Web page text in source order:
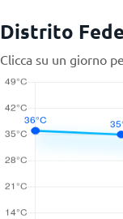
Distrito
Clicca su un giorno